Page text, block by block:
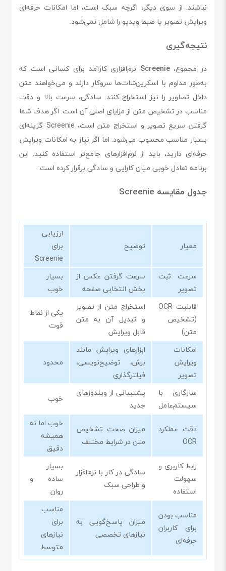
نباشند. از سوی دیگر، اگرچه سبک است، اما امکانات حرفه‌ای
ویرایش تصویر یا ضبط ویدیو را شامل نمی‌شود.
نتیجه‌گیری
در مجموع،Screenie نرم‌افزاری کارآمد برای کسانی است که
به‌طور مداوم با اسکرین‌شات‌ها سروکار دارند و می‌خواهند متن
داخل تصاویر را نیز استخراج کنند. سادگی، سرعت بالا و دقت
مناسب در تشخیص متن از مزایای اصلی آن است. اگر هدف شما
گرفتن سریع تصویر و استخراج متن است، Screenie گزینه‌ای
بسیار مناسب محسوب می‌شود. اما اگر نیاز به امکانات ویرایش
حرفه‌ای دارید، باید از نرم‌افزارهای جامع‌تر استفاده کنید. این
برنامه تعادل خوبی میان کارایی و سادگی برقرار کرده است.
جدول مقایسه Screenie
معیار توضیح
ارزیابی
برای
Screenie
سرعت ثبت
تصویر
سرعت گرفتن عکس از
بخش انتخابی صفحه
بسیار
خوب
قابلیت OCR
(تشخیص
متن)
استخراج متن از تصویر
و تبدیل آن به متن
قابل ویرایش
یکی از نقاط
قوت
امکانات
ویرایش
تصویر
ابزارهای ویرایش مانند
برش، توضیح‌نویسی،
فیلترگذاری
محدود
سازگاری با
سیستم‌عامل
پشتیبانی از ویندوز‌های
جدید
خوب
دقت عملکرد
OCR
میزان صحت تشخیص
متن در شرایط مختلف
خوب اما نه
همیشه
دقیق
رابط کاربری و
سهولت
استفاده
سادگی در کار با نرم‌افزار
و طراحی سبک
بسیار
ساده و
روان
مناسب بودن
برای کاربران
حرفه‌ای
میزان پاسخ‌گویی به
نیازهای تخصصی
مناسب
برای
نیازهای
متوسط